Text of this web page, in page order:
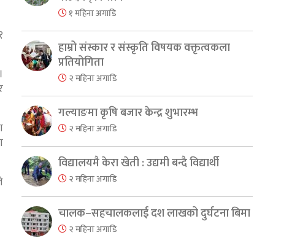
१ महिना अगाडि
हाम्रो संस्कार र संस्कृति विषयक वक्तृत्वकला
प्रतियोगिता
२ महिना अगाडि
गल्याङमा कृषि बजार केन्द्र शुभारम्भ
२ महिना अगाडि
विद्यालयमै केरा खेती : उद्यमी बन्दै विद्यार्थी
२ महिना अगाडि
चालक–सहचालकलाई दश लाखको दुर्घटना बिमा
२ महिना अगाडि